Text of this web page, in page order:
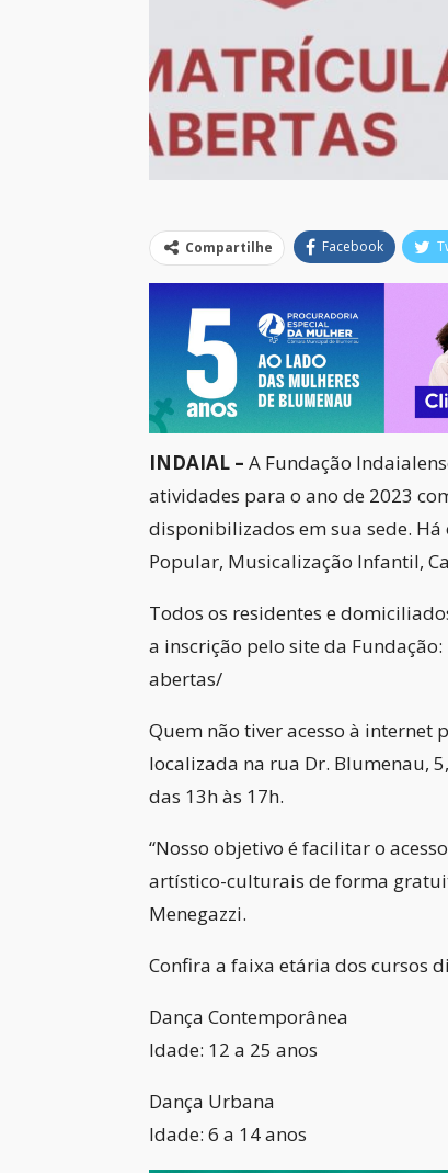
Compartilhe Facebook
INDAIAL – A Fundação
atividades para o ano de 2023
disponibilizados em sua sede.
Popular, Musicalização Infantil,
Todos os residentes e
a inscrição pelo site da
abertas/
Quem não tiver acesso à internet
localizada na rua Dr. Blumenau,
das 13h às 17h.
“Nosso objetivo é facilitar o
artístico-culturais de forma
Menegazzi.
Confira a faixa etária dos cursos
Dança Contemporânea
Idade: 12 a 25 anos
Dança Urbana
Idade: 6 a 14 anos